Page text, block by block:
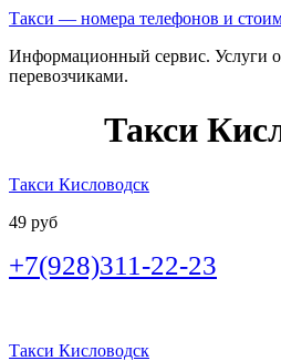
Такси — номера телефонов и
Информационный сервис. Услуги
перевозчиками.
Такси
Такси Кисловодск
49 руб
+7(928)311-22-23
Такси Кисловодск